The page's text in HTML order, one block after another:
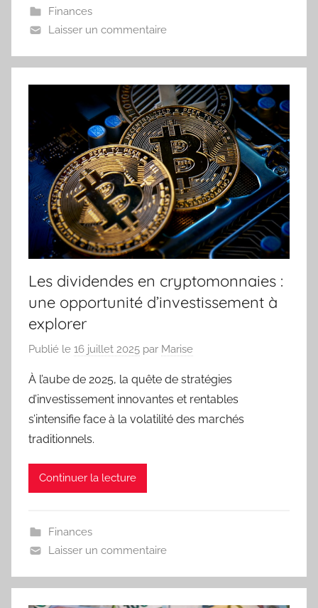
Finances
Laisser un commentaire
Les dividendes en cryptomonnaies :
une opportunité d’investissement à
explorer
Publié le 16 juillet 2025 par Marise
À l’aube de 2025, la quête de stratégies
d’investissement innovantes et rentables
s’intensifie face à la volatilité des marchés
traditionnels.
Continuer la lecture
Finances
Laisser un commentaire